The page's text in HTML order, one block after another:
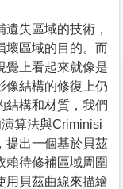
失區域的技術，
壞區域的目的。而
覺上看起來就像是
像結構的修復上仍
結構和材質，我們
算法與Criminisi
提出一個基於貝茲
賴待修補區域周圍
用貝茲曲線來描繪